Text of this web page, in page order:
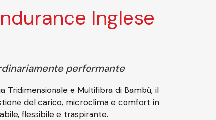
Inglese
performante
Tridimensionale e Multifibra di Bambù, il
del carico, microclima e comfort in
flessibile e traspirante.